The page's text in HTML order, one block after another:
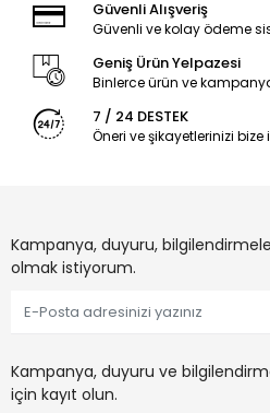
Güvenli Alışveriş
Güvenli ve kolay ödeme
Geniş Ürün Yelpazesi
Binlerce ürün ve
7 / 24 DESTEK
Öneri ve şikayetlerinizi bize
Kampanya, duyuru,
olmak istiyorum.
Kampanya, duyuru ve
için kayıt olun.